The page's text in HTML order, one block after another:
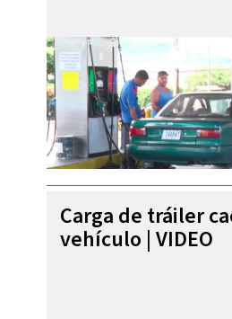
Carga de tráiler
vehículo | VIDEO